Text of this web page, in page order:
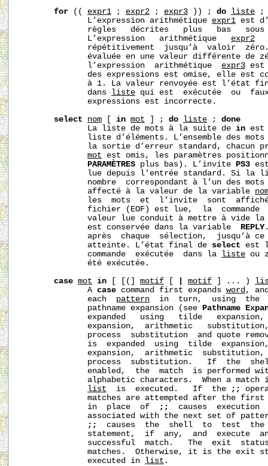
for (( expr1 ; expr2 ; expr3 )) ; do liste
              L’expression arithmétique
expr1 est
règles   décrites   plus   bas
              L’expression   arithmétique
expr2
répétitivement  jusqu’à  valoir
évaluée en une valeur différente de
              l’expression  arithmétique
expr3 est
des expressions est omise, elle est
à 1. La valeur renvoyée est l’état
              dans
liste qui est  exécutée  ou
              expressions est incorrecte.
select
nom in mot ] ; do liste ; done
              La liste de mots à la suite de
in est
liste d’éléments. L’ensemble des
la sortie d’erreur standard, chacun
mot est omis, les paramètres
PARAMÈTRES plus bas). L’invite PS3
lue depuis l’entrée standard. Si la
nombre  correspondant à l’un des
              affecté à la valeur de la variable
les  mots  et  l’invite  sont
fichier (EOF) est lue,  la  commande
valeur lue conduit à mettre à vide
              est conservée dans la variable
REPLY
après  chaque  sélection,  jusqu’à
              atteinte. L’état final de
select est
              commande  exécutée  dans la
liste ou
              été exécutée.
case mot in [ [(] motif motif ] ... )
              A
case command first expands word ,
              each
pattern
in  turn,  using  the
              pathname expansion (see
Pathname
expanded   using   tilde
expansion,  arithmetic
process  substitution  and quote
is  expanded  using  tilde
expansion,  arithmetic
process  substitution.   If  the
enabled,  the  match  is performed
alphabetic characters.  When a match
list
  is  executed.   If  the
;;
matches are attempted after the
              in  place  of
;;
causes  execution
associated with the next set of
;;
causes  the  shell  to  test
statement,  if  any,  and  execute
successful  match.   The  exit
matches.  Otherwise, it is the exit
              executed in
list .